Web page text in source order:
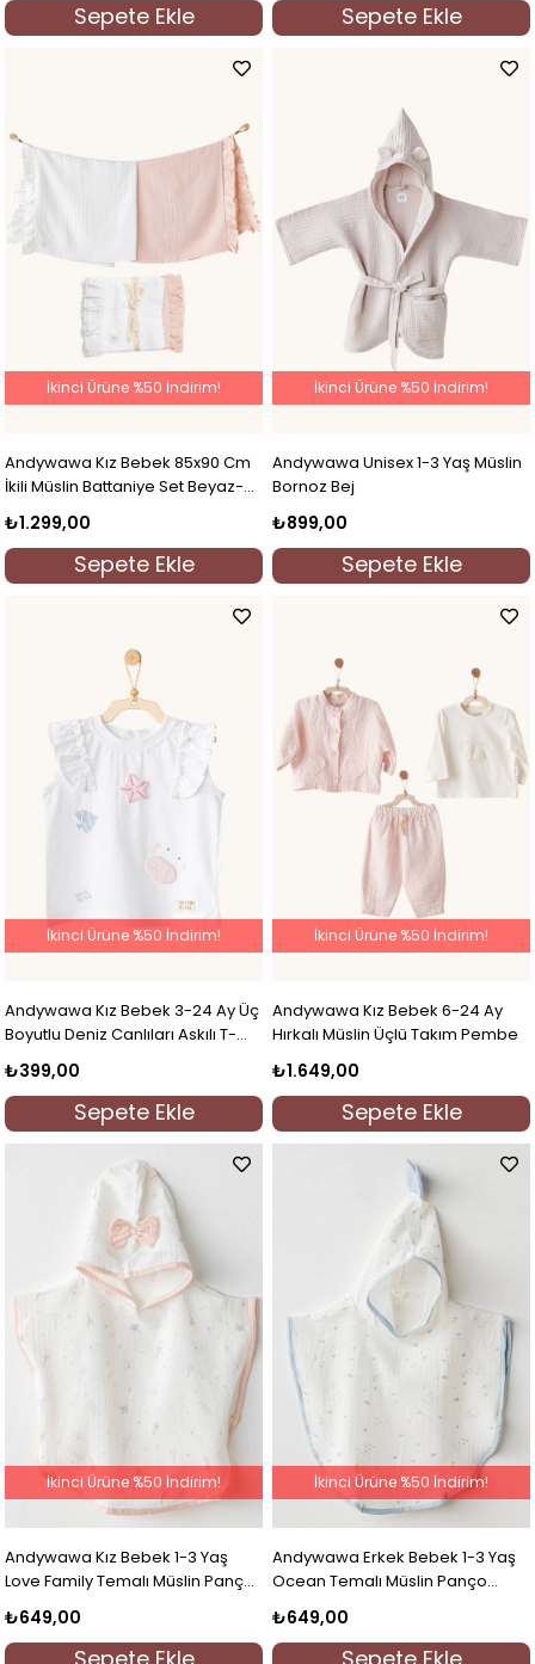
Sepete Ekle Sepete Ekle
Andywawa Kız Bebek 85x90 Cm
İkili Müslin Battaniye Set Beyaz-
Pembe
₺1.299,00
Sepete Ekle
İkinci Ürüne %50 İndirim!
Andywawa Unisex 1-3 Yaş Müslin
Bornoz Bej
₺899,00
Sepete Ekle
İkinci Ürüne %50 İndirim!
Andywawa Kız Bebek 3-24 Ay Üç
Boyutlu Deniz Canlıları Askılı T-
₺399,00
Sepete Ekle
İkinci Ürüne %50 İndirim!
Andywawa Kız Bebek 6-24 Ay
Hırkalı Müslin Üçlü Takım Pembe
₺1.649,00
Sepete Ekle
İkinci Ürüne %50 İndirim!
Andywawa Kız Bebek 1-3 Yaş
Love Family Temalı Müslin Panço
Ekru
₺649,00
İkinci Ürüne %50 İndirim!
Andywawa Erkek Bebek 1-3 Yaş
Ocean Temalı Müslin Panço
Beyaz
₺649,00
İkinci Ürüne %50 İndirim!